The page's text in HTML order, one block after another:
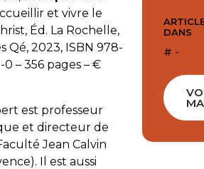
et vivre le
Éd. La Rochelle,
Qé, 2023, ISBN 978-
0 – 356 pages – €
est professeur
et directeur de
Jean Calvin
Il est aussi
DANS
# -